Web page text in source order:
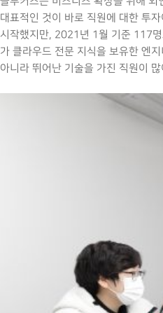
대표적인 것이 바로 직원에 대한 투
시작했지만, 2021년 1월 기준 117
가 클라우드 전문 지식을 보유한 엔
아니라 뛰어난 기술을 가진 직원이